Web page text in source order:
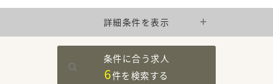
詳細条件を表示
条件に合う求人
6件を検索する